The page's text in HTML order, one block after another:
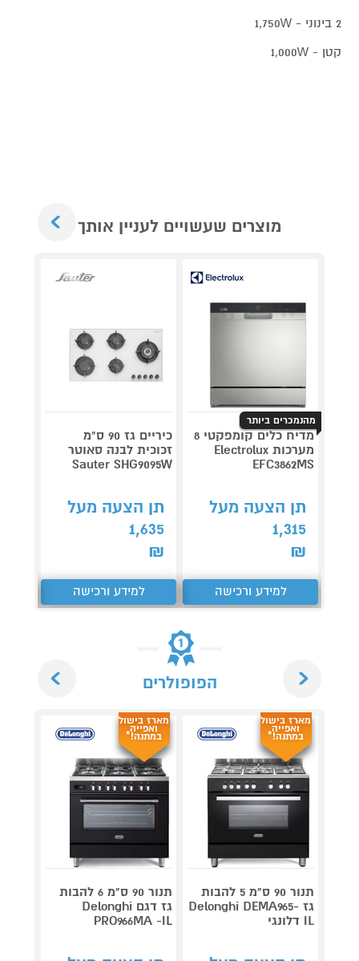
2 בינוני - 1,750W
קטן - 1,000W
מוצרים שעשויים לעניין אותך
מהנמכרים ביותר
מדיח כלים קומפקטי 8
מערכות Electrolux
EFC3862MS
תן הצעה מעל
1,315
₪
למידע ורכישה
כיריים גז 90 ס"מ
זכוכית לבנה סאוטר
Sauter SHG9095W
תן הצעה מעל
1,635
₪
למידע ורכישה
הפופולרים
מארז בישול
ואפייה
במתנה!*
תנור 90 ס"מ 5 להבות
גז Delonghi DEMA965-
IL דלונגי
מארז בישול
ואפייה
במתנה!*
תנור 90 ס"מ 6 להבות
גז דגם Delonghi
PRO966MA -IL